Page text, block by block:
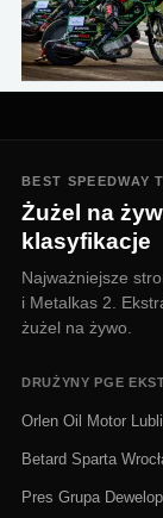
BEST SPEEDWAY
Żużel na
klasyfikacje
Najważniejsze
i Metalkas 2.
żużel na żywo.
DRUŻYNY PGE
Orlen Oil Motor
Betard Sparta
Pres Grupa